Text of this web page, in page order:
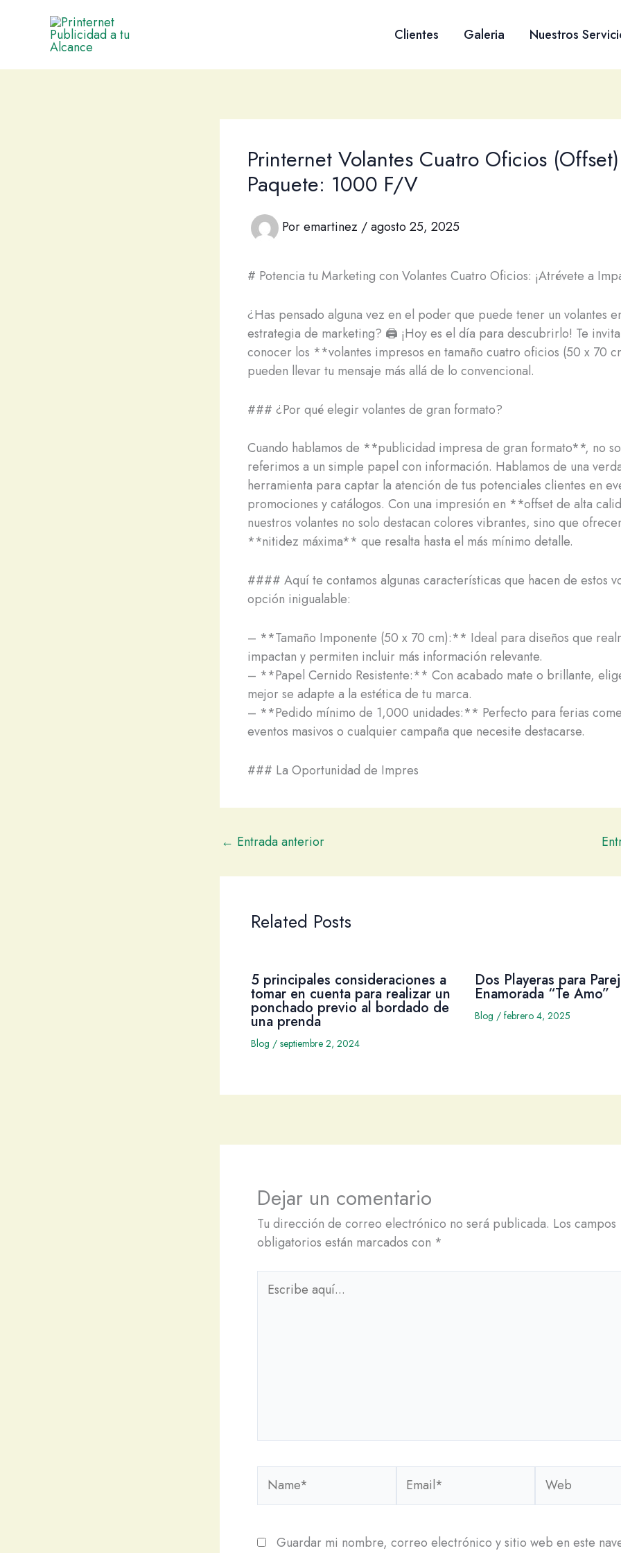
contenido
Clientes Galeria Nuestros
Printernet Volantes Cuatro Oficios (Offset)
Paquete: 1000 F/V
Poremartinez /agosto 25, 2025
# Potencia tu Marketing con Volantes Cuatro Oficios: ¡Atrévete a
¿Has pensado alguna vez en el poder que puede tener un volantes
estrategia de marketing? 🖨️ ¡Hoy es el día para descubrirlo! Te
conocer los **volantes impresos en tamaño cuatro oficios (50 x 70
pueden llevar tu mensaje más allá de lo convencional.
### ¿Por qué elegir volantes de gran formato?
Cuando hablamos de **publicidad impresa de gran formato**, no
referimos a un simple papel con información. Hablamos de una
herramienta para captar la atención de tus potenciales clientes en
promociones y catálogos. Con una impresión en **offset de alta
nuestros volantes no solo destacan colores vibrantes, sino que
**nitidez máxima** que resalta hasta el más mínimo detalle.
#### Aquí te contamos algunas características que hacen de estos
opción inigualable:
– **Tamaño Imponente (50 x 70 cm):** Ideal para diseños que
impactan y permiten incluir más información relevante.
– **Papel Cernido Resistente:** Con acabado mate o brillante,
mejor se adapte a la estética de tu marca.
– **Pedido mínimo de 1,000 unidades:** Perfecto para ferias
eventos masivos o cualquier campaña que necesite destacarse.
### La Oportunidad de Impres
← Entrada anterior
Related Posts
5 principales consideraciones a
tomar en cuenta para realizar un
ponchado previo al bordado de
una prenda
Blog / septiembre 2, 2024
Dos Playeras para
Enamorada “Te Amo”
Blog / febrero 4, 2025
Dejar un comentario
Tu dirección de correo electrónico no será publicada. Los campos
obligatorios están marcados con *
Escribe
aquí...
Guardar mi nombre, correo electrónico y sitio web en este